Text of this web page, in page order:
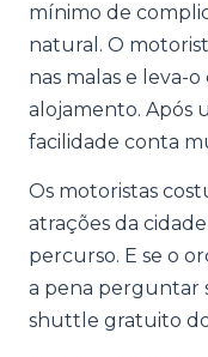
mínimo de
natural. O
nas malas e leva-
alojamento. Após
facilidade conta
Os motoristas
atrações da
percurso. E se o
a pena perguntar
shuttle gratuito